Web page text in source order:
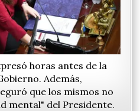
horas antes de la
Además,
que los mismos no
mental" del Presidente.